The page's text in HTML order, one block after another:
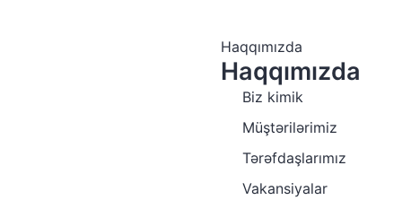
Haqqımızda
Haqqımızda
Biz kimik
Müştərilərimiz
Tərəfdaşlarımız
Vakansiyalar